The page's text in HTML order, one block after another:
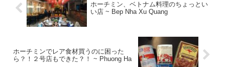
ホーチミン、ベトナム料理のちょっとい
い店 ~ Bep Nha Xu Quang
ホーチミンでレア食材買うのに困った
ら？！２号店もできた？！ ~ Phuong Ha